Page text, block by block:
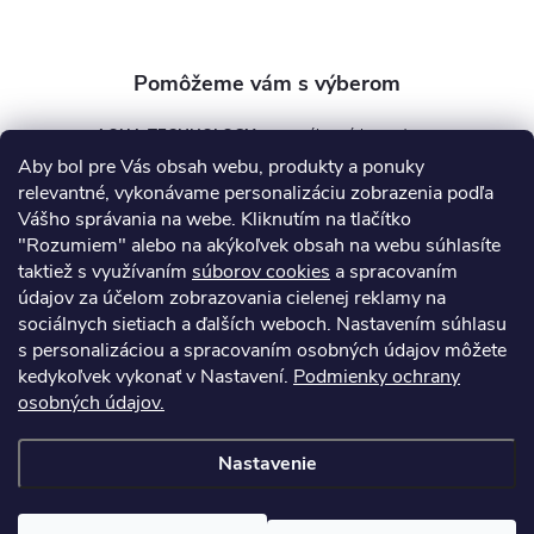
Aby bol pre Vás obsah webu, produkty a ponuky
relevantné, vykonávame personalizáciu zobrazenia podľa
Vášho správania na webe. Kliknutím na tlačítko
"Rozumiem" alebo na akýkoľvek obsah na webu súhlasíte
taktiež s využívaním súborov cookies a spracovaním
údajov za účelom zobrazovania cielenej reklamy na
sociálnych sietiach a ďalších weboch. Nastavením súhlasu
s personalizáciou a spracovaním osobných údajov môžete
kedykoľvek vykonať v Nastavení. Podmienky ochrany
osobných údajov.
Nastavenie
AQUA TECHNOLOGY s.r.o.
info @aquatechnology.sk
+421 911 991 394
Informácie pre vás
Kontakty Obchodné podmienky
nastavenie cookies